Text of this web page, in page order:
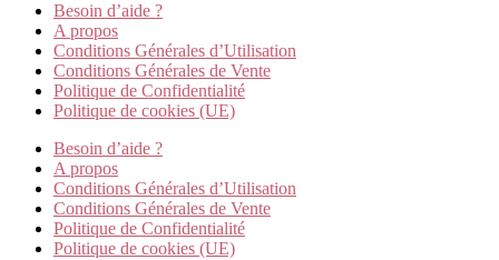
Besoin d’aide ?
A propos
Conditions Générales d’Utilisation
Conditions Générales de Vente
Politique de Confidentialité
Politique de cookies (UE)
Besoin d’aide ?
A propos
Conditions Générales d’Utilisation
Conditions Générales de Vente
Politique de Confidentialité
Politique de cookies (UE)